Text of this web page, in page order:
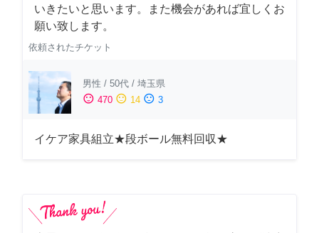
いきたいと思います。また機会があれば宜しくお
願い致します。
依頼されたチケット
男性 / 50代 / 埼玉県
sentiment_satisfied 470 sentiment_neutral 14 sentiment_dissatisfied 3
イケア家具組立★段ボール無料回収★